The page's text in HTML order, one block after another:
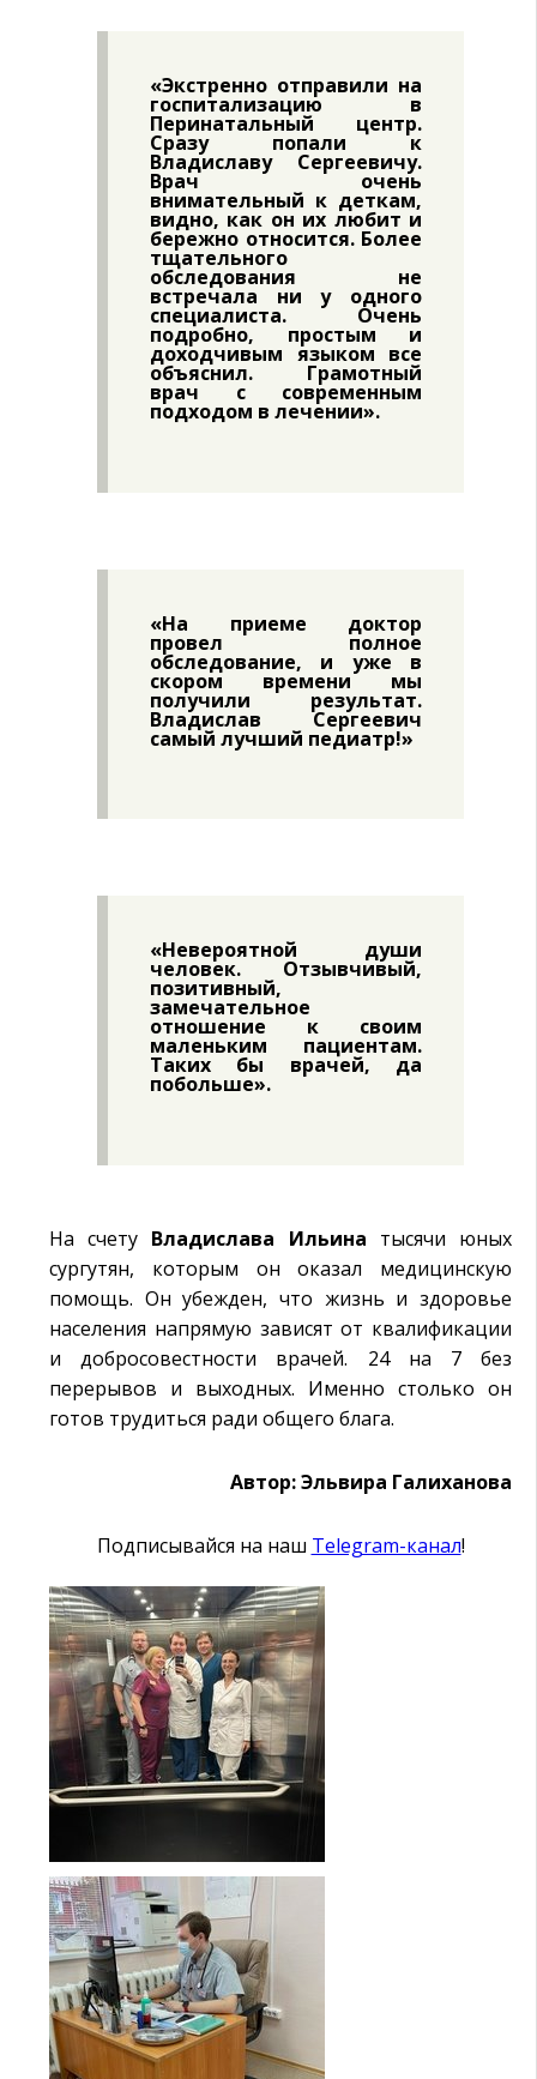
«Экстренно отправили на
госпитализацию в
Перинатальный центр.
Сразу попали к
Владиславу Сергеевичу.
Врач очень
внимательный к деткам,
видно, как он их любит и
бережно относится. Более
тщательного
обследования не
встречала ни у одного
специалиста. Очень
подробно, простым и
доходчивым языком все
объяснил. Грамотный
врач с современным
подходом в лечении».
«На приеме доктор
провел полное
обследование, и уже в
скором времени мы
получили результат.
Владислав Сергеевич
самый лучший педиатр!»
«Невероятной души
человек. Отзывчивый,
позитивный,
замечательное
отношение к своим
маленьким пациентам.
Таких бы врачей, да
побольше».
На счету Владислава Ильина тысячи юных
сургутян, которым он оказал медицинскую
помощь. Он убежден, что жизнь и здоровье
населения напрямую зависят от квалификации
и добросовестности врачей. 24 на 7 без
перерывов и выходных. Именно столько он
готов трудиться ради общего блага.
Автор: Эльвира Галиханова
Подписывайся на наш Telegram-канал!